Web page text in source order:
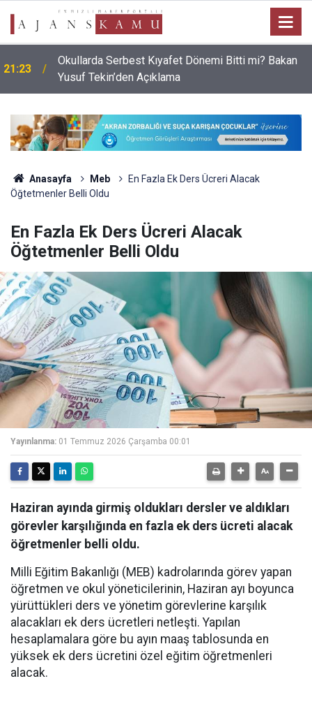
21:23
Okullarda Serbest Kıyafet Dönemi Bitti mi? Bakan
Yusuf Tekin’den Açıklama
Anasayfa Meb
En Fazla Ek Ders Ücreri Alacak
Öğtetmenler Belli Oldu
En Fazla Ek Ders Ücreri Alacak
Öğtetmenler Belli Oldu
Yayınlanma: 01 Temmuz 2026 Çarşamba 00:01
Haziran ayında girmiş oldukları dersler ve aldıkları
görevler karşılığında en fazla ek ders ücreti alacak
öğretmenler belli oldu.
Milli Eğitim Bakanlığı (MEB) kadrolarında görev yapan
öğretmen ve okul yöneticilerinin, Haziran ayı boyunca
yürüttükleri ders ve yönetim görevlerine karşılık
alacakları ek ders ücretleri netleşti. Yapılan
hesaplamalara göre bu ayın maaş tablosunda en
yüksek ek ders ücretini özel eğitim öğretmenleri
alacak.